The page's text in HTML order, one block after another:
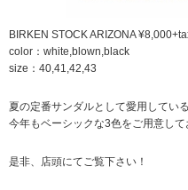
BIRKEN STOCK ARIZONA
color：white,blown,black
size：40,41,42,43
夏の定番サンダルとして愛用してい
今年もベーシックな3色をご用意して
是非、店頭にてご覧下さい！